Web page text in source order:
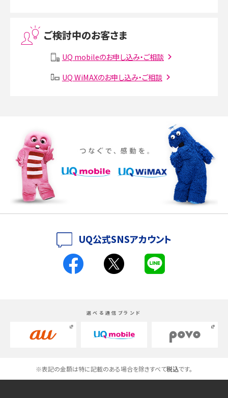
Instagram（インスタグラム）でスクショするとバレる？バレるケースや撮り方も解
SMSとは？料金やできること、注意点や届かない時の対処法を解説
iPhone 16eとiPhone SE（第3世代）の違いは？サイズやスペックを比較して解説
iPhone 16eとiPhone 14を徹底比較！スペック・機能の違いをわかりやすく紹介
iPhone 16シリーズのモデルを比較！価格・サイズ・カメラ性能の違いを徹底解説
iPhone 16とiPhone 15の違いは？カメラ・スペック・機能を徹底比較
スマホが高い理由は？購入費用を抑える方法や端末を選ぶ時の注意点を解説！
高校生にスマホ制限は必要？所持率やメリット・デメリットを詳しく紹介
スマホのネット通信速度が遅い原因は？すぐできる対処法や見直すポイントを解
ご検討中のお客さま
UQ mobileのお申し込み・ご相談
UQ WiMAXのお申し込み・ご相談
UQ公式SNSアカウント
選べる通信ブランド
※表記の金額は特に記載のある場合を除きすべて税込です。